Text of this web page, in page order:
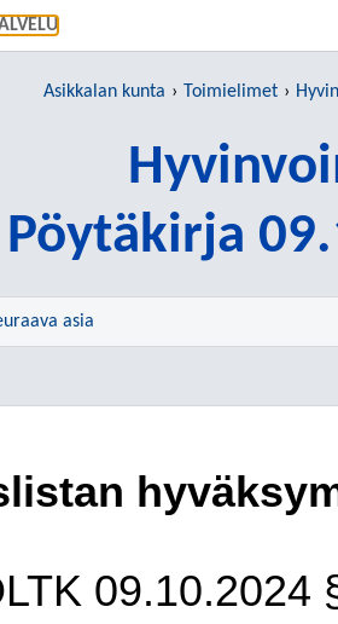
Asikkalan kunta Toimielimet
Pöytäkirja
asia
09.10.2024